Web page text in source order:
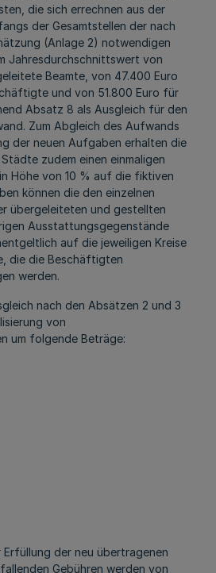
die sich errechnen aus der
der Gesamtstellen der nach
(Anlage 2) notwendigen
Jahresdurchschnittswert von
Beamte, von 47.400 Euro
und von 51.800 Euro für
Absatz 8 als Ausgleich für den
Zum Abgleich des Aufwands
der neuen Aufgaben erhalten die
zudem einen einmaligen
Höhe von 10 % auf die fiktiven
können die den einzelnen
übergeleiteten und gestellten
Ausstattungsgegenstände
auf die jeweiligen Kreise
die die Beschäftigten
werden.
nach den Absätzen 2 und 3
von
um folgende Beträge:
Erfüllung der neu übertragenen
Gebühren werden von